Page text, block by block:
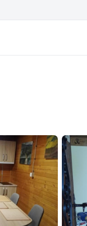
Vrnjačka Banja
Perućac
Kladovo
Aranđelovac